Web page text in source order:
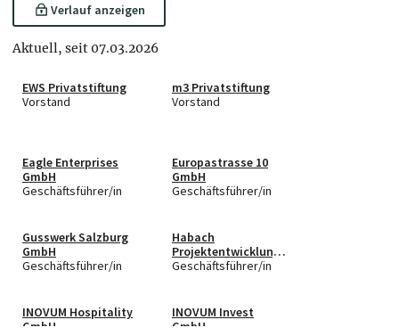
Verlauf anzeigen
Aktuell, seit 07.03.2026
EWS Privatstiftung
Vorstand
m3 Privatstiftung
Vorstand
Eagle Enterprises
GmbH
Geschäftsführer/in
Europastrasse 10
GmbH
Geschäftsführer/in
Gusswerk Salzburg
GmbH
Geschäftsführer/in
Habach
Projektentwicklung
GmbH
Geschäftsführer/in
INOVUM Hospitality
GmbH
INOVUM Invest
GmbH